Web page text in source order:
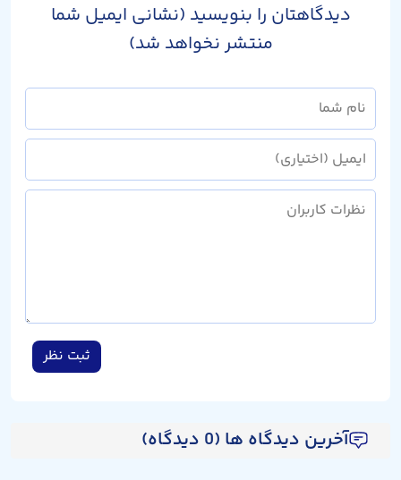
دیدگاهتان را بنویسید (نشانی ایمیل شما
منتشر نخواهد شد)
ثبت نظر
آخرین دیدگاه ها (0 دیدگاه)